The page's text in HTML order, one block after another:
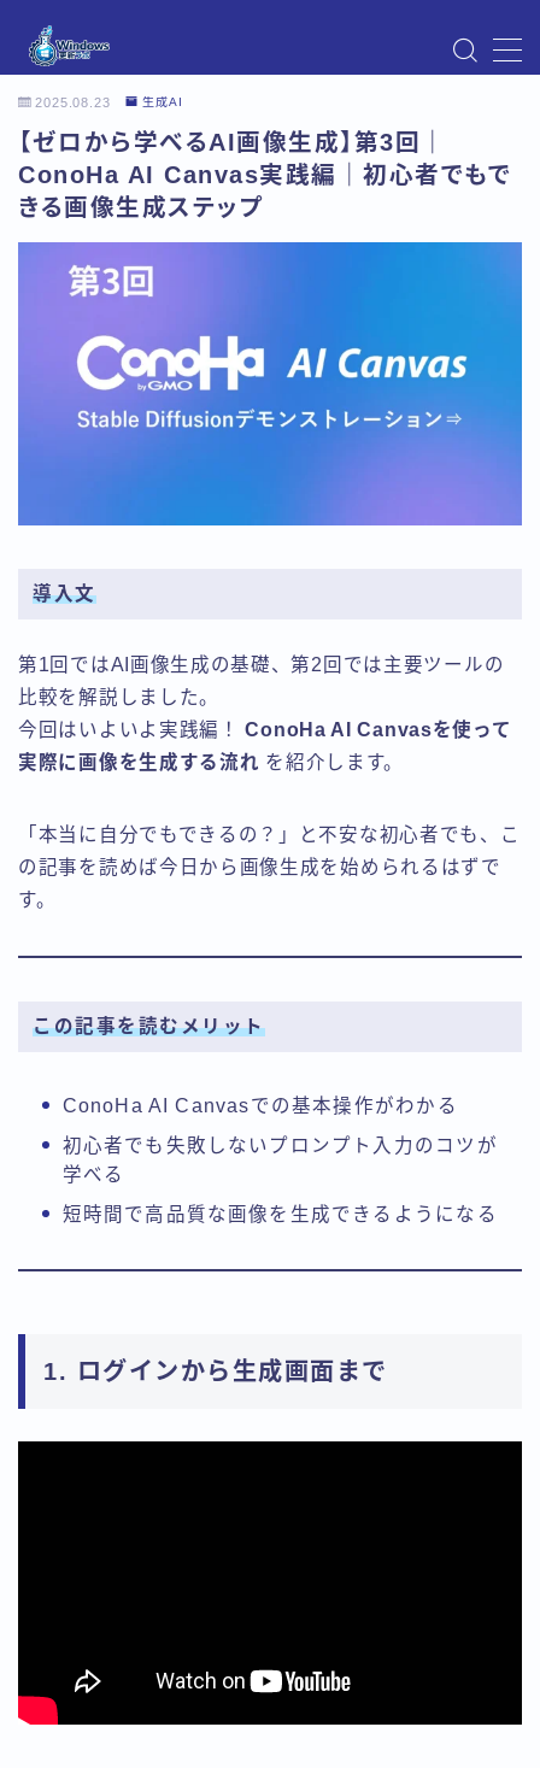
Instagram
Windows Updateの不具合・エラー対処法まとめ
【Windows11対応】
Windows Update不具合・対処法
デモプリセット記事 Part07
プライバシーポリシー
プロフィール
利用規約／特定商取引法に基づく表記
2025.08.23 生成AI
【ゼロから学べるAI画像生成】第3回｜
ConoHa AI Canvas実践編｜初心者でもで
きる画像生成ステップ
導入文
第1回ではAI画像生成の基礎、第2回では主要ツールの
比較を解説しました。
今回はいよいよ実践編！ConoHa AI Canvasを使って
実際に画像を生成する流れ を紹介します。
「本当に自分でもできるの？」と不安な初心者でも、こ
の記事を読めば今日から画像生成を始められるはずで
す。
この記事を読むメリット
ConoHa AI Canvasでの基本操作がわかる
初心者でも失敗しないプロンプト入力のコツが
学べる
短時間で高品質な画像を生成できるようになる
1. ログインから生成画面まで